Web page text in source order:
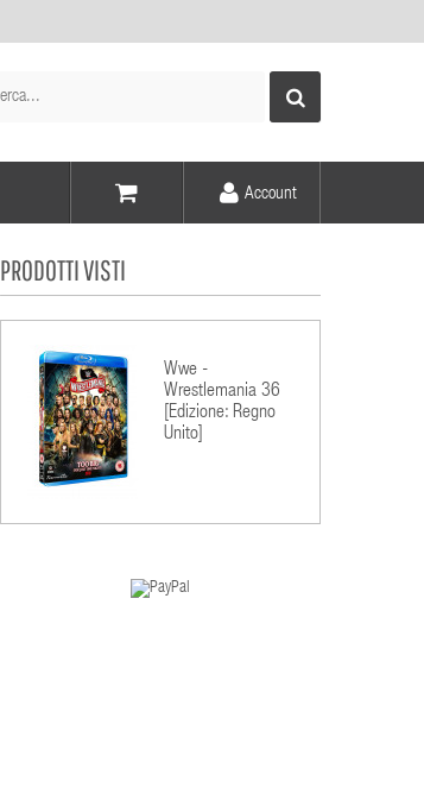
Elementi -
Account
PRODOTTI VISTI
Wwe -
Wrestlemania 36
[Edizione: Regno
Unito]